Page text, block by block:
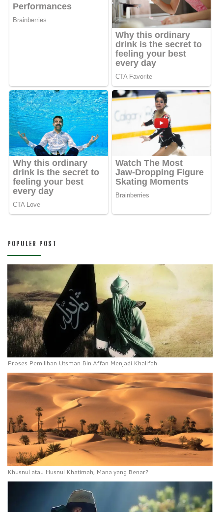
POPULER POST
Proses Pemilihan Utsman Bin Affan Menjadi Khalifah
Khusnul atau Husnul Khatimah, Mana yang Benar?